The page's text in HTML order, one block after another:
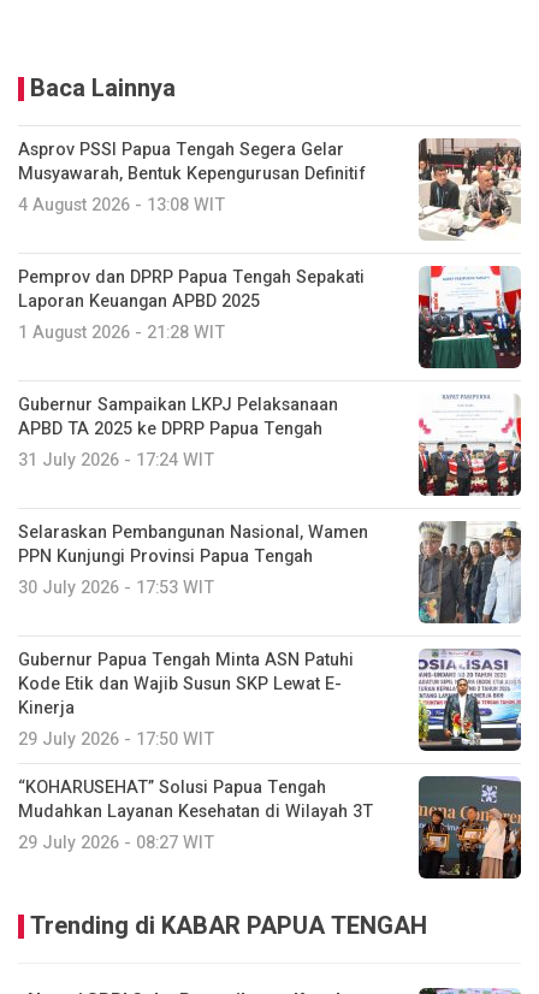
Baca Lainnya
Asprov PSSI Papua Tengah Segera Gelar
Musyawarah, Bentuk Kepengurusan Definitif
4 August 2026 - 13:08 WIT
Pemprov dan DPRP Papua Tengah Sepakati
Laporan Keuangan APBD 2025
1 August 2026 - 21:28 WIT
Gubernur Sampaikan LKPJ Pelaksanaan
APBD TA 2025 ke DPRP Papua Tengah
31 July 2026 - 17:24 WIT
Selaraskan Pembangunan Nasional, Wamen
PPN Kunjungi Provinsi Papua Tengah
30 July 2026 - 17:53 WIT
Gubernur Papua Tengah Minta ASN Patuhi
Kode Etik dan Wajib Susun SKP Lewat E-
Kinerja
29 July 2026 - 17:50 WIT
“KOHARUSEHAT” Solusi Papua Tengah
Mudahkan Layanan Kesehatan di Wilayah 3T
29 July 2026 - 08:27 WIT
Trending di KABAR PAPUA TENGAH